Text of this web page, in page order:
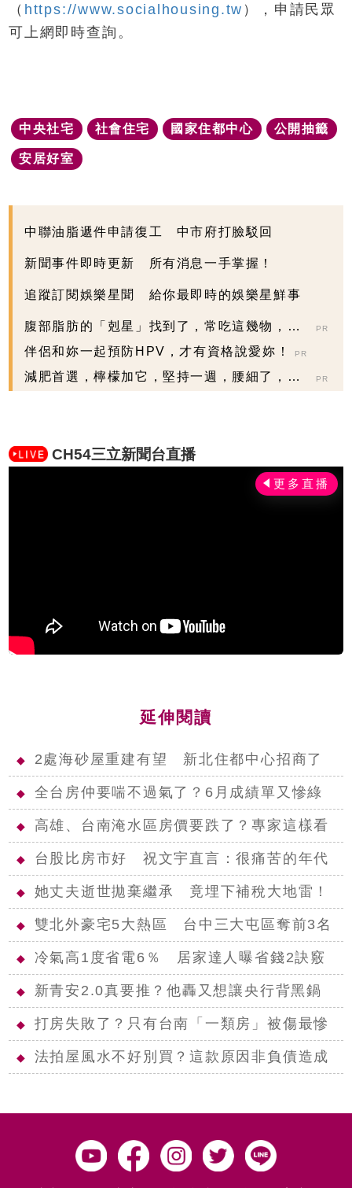
（ https://www.socialhousing.tw ），申請民眾
可上網即時查詢。
中央社宅 社會住宅 國家住都中心 公開抽籤
安居好室
中聯油脂遞件申請復工 中市府打臉駁回
新聞事件即時更新 所有消息一手掌握！
追蹤訂閱娛樂星聞 給你最即時的娛樂星鮮事
腹部脂肪的「剋星」找到了，常吃這幾物，吃
走大肚囊，瘦出...
PR
伴侶和妳一起預防HPV，才有資格說愛妳！ PR
減肥首選，檸檬加它，堅持一週，腰細了，瘦
PR
CH54三立新聞台直播
延伸閱讀
◆ 2處海砂屋重建有望 新北住都中心招商了
◆ 全台房仲要喘不過氣了？6月成績單又慘綠
◆ 高雄、台南淹水區房價要跌了？專家這樣看
◆ 台股比房市好 祝文宇直言：很痛苦的年代
◆ 她丈夫逝世拋棄繼承 竟埋下補稅大地雷！
◆ 雙北外豪宅5大熱區 台中三大屯區奪前3名
◆ 冷氣高1度省電6％ 居家達人曝省錢2訣竅
◆ 新青安2.0真要推？他轟又想讓央行背黑鍋
◆ 打房失敗了？只有台南「一類房」被傷最慘
◆ 法拍屋風水不好別買？這款原因非負債造成